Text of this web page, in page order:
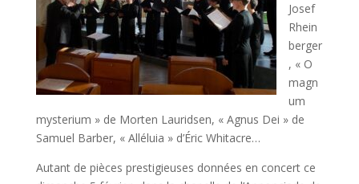
Josef
Rhein
berger
, « O
magn
um
mysterium » de Morten Lauridsen, « Agnus Dei » de
Samuel Barber, « Alléluia » d’Éric Whitacre…
Autant de pièces prestigieuses données en concert ce